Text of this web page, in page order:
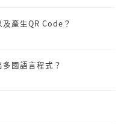
產生QR Code？
國語言程式？